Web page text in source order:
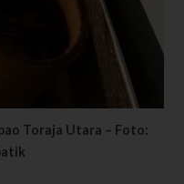
Toraja Utara – Foto: